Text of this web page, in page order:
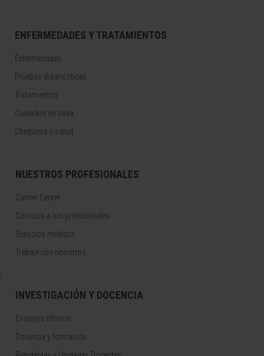
ENFERMEDADES Y TRATAMIENTOS
Enfermedades
Pruebas diagnósticas
Tratamientos
Cuidados en casa
Chequeos y salud
NUESTROS PROFESIONALES
Cancer Center
Conozca a los profesionales
Servicios médicos
Trabaje con nosotros
INVESTIGACIÓN Y DOCENCIA
Ensayos clínicos
Docencia y formación